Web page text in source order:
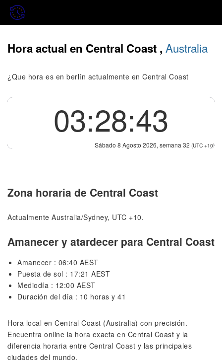
Hora actual en Central Coast , Australia
¿Que hora es en berlín actualmente en Central Coast
03:28:43
Sábado 8 Agosto 2026, semana 32 (UTC +10)
Zona horaria de Central Coast
Actualmente Australia/Sydney, UTC +10.
Amanecer y atardecer para Central Coast
Amanecer : 06:40 AEST
Puesta de sol : 17:21 AEST
Mediodía : 12:00 AEST
Duración del día : 10 horas y 41
Hora local en Central Coast (Australia) con precisión.
Encuentra online la hora exacta en Central Coast y la
diferencia horaria entre Central Coast y las principales
ciudades del mundo.